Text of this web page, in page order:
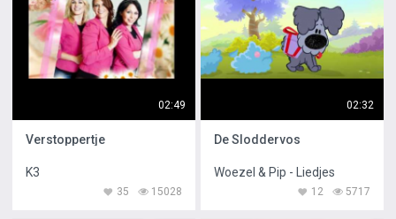
02:49
Verstoppertje
K3
15028
35
02:32
De Sloddervos
Woezel & Pip - Liedjes
5717
12